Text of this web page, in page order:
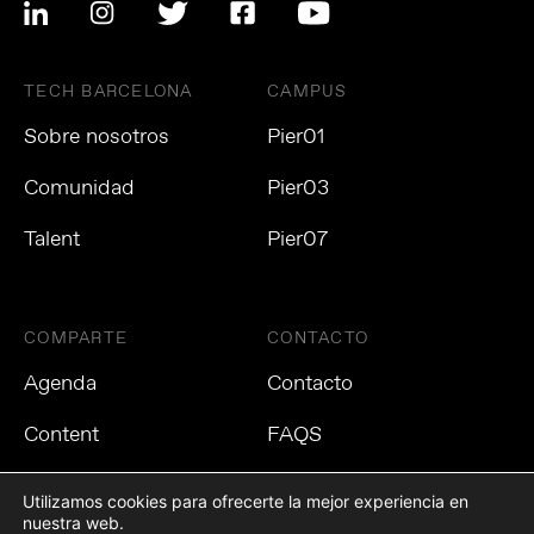
TECH BARCELONA
Sobre nosotros
Comunidad
Talent
CAMPUS
Pier01
Pier03
Pier07
COMPARTE
Agenda
Content
CONTACTO
Contacto
FAQS
Utilizamos cookies para ofrecerte la mejor experiencia en
nuestra web.